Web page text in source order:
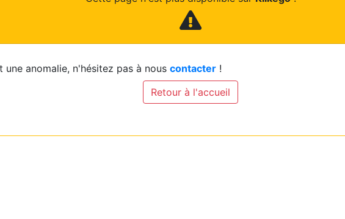
une anomalie, n'hésitez pas à nous contacter !
Retour à l'accueil